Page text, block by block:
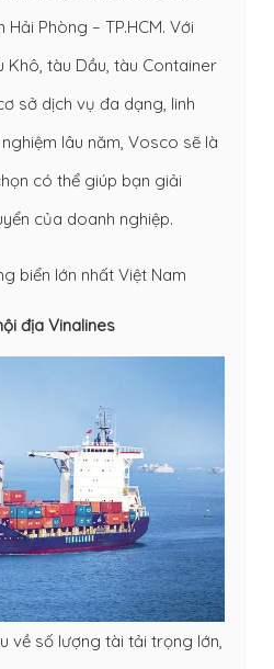
Phòng – TP.HCM. Với
Khô, tàu Dầu, tàu Container
sở dịch vụ đa dạng, linh
lâu năm, Vosco sẽ là
có thể giúp bạn giải
của doanh nghiệp.
biển lớn nhất Việt Nam
địa Vinalines
về số lượng tài tải trọng lớn,